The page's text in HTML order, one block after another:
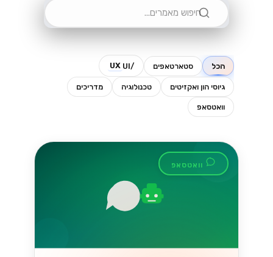
הכל סטארטאפים UX /UI
גיוסי הון ואקזיטים טכנולוגיה מדריכים
וואטסאפ
וואטסאפ